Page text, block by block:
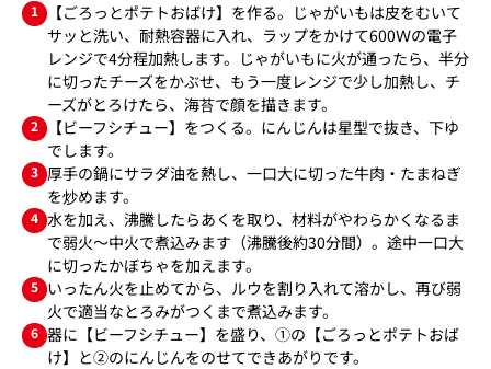
1
【ごろっとポテトおばけ】を作る。じゃがいもは皮をむいて
サッと洗い、耐熱容器に入れ、ラップをかけて600Ｗの電子
レンジで4分程加熱します。じゃがいもに火が通ったら、半分
に切ったチーズをかぶせ、もう一度レンジで少し加熱し、チ
ーズがとろけたら、海苔で顔を描きます。
2
【ビーフシチュー】をつくる。にんじんは星型で抜き、下ゆ
でします。
3 厚手の鍋にサラダ油を熱し、一口大に切った牛肉・たまねぎ
を炒めます。
4 水を加え、沸騰したらあくを取り、材料がやわらかくなるま
で弱火～中火で煮込みます（沸騰後約30分間）。途中一口大
に切ったかぼちゃを加えます。
5 いったん火を止めてから、ルウを割り入れて溶かし、再び弱
火で適当なとろみがつくまで煮込みます。
6 器に【ビーフシチュー】を盛り、①の【ごろっとポテトおば
け】と②のにんじんをのせてできあがりです。